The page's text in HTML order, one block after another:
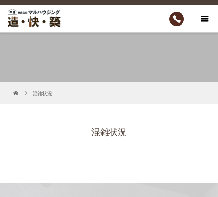
混雑状況
混雑状況